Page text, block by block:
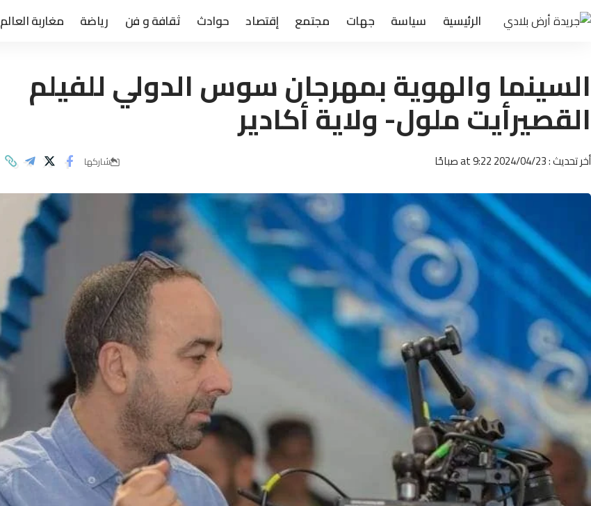
الرئيسية سياسة جهات مجتمع إقتصاد حوادث ثقافة و فن رياضة مغاربة العالم
السينما والهوية بمهرجان سوس الدولي للفيلم
القصيرأيت ملول- ولاية أكادير
أخر تحديث : 2024/04/23 at 9:22 صباحًا شاركها